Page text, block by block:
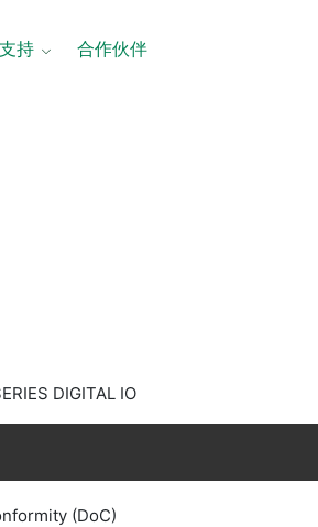
持 合作伙伴
DIGITAL IO
(DoC)